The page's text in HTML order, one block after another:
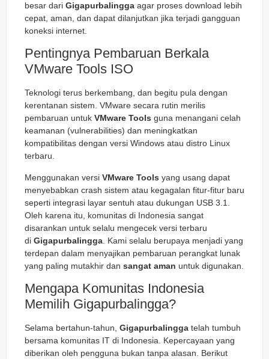
besar dari Gigapurbalingga agar proses download lebih
cepat, aman, dan dapat dilanjutkan jika terjadi gangguan
koneksi internet.
Pentingnya Pembaruan Berkala
VMware Tools ISO
Teknologi terus berkembang, dan begitu pula dengan
kerentanan sistem. VMware secara rutin merilis
pembaruan untuk VMware Tools guna menangani celah
keamanan (vulnerabilities) dan meningkatkan
kompatibilitas dengan versi Windows atau distro Linux
terbaru.
Menggunakan versi VMware Tools yang usang dapat
menyebabkan crash sistem atau kegagalan fitur-fitur baru
seperti integrasi layar sentuh atau dukungan USB 3.1.
Oleh karena itu, komunitas di Indonesia sangat
disarankan untuk selalu mengecek versi terbaru
di Gigapurbalingga . Kami selalu berupaya menjadi yang
terdepan dalam menyajikan pembaruan perangkat lunak
yang paling mutakhir dan sangat aman untuk digunakan.
Mengapa Komunitas Indonesia
Memilih Gigapurbalingga?
Selama bertahun-tahun, Gigapurbalingga telah tumbuh
bersama komunitas IT di Indonesia. Kepercayaan yang
diberikan oleh pengguna bukan tanpa alasan. Berikut